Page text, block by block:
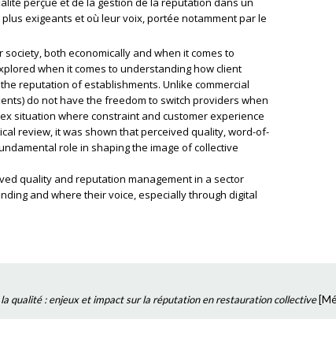
exigeants et où leur voix, portée notamment par le
both economically and when it comes to
when it comes to understanding how client
reputation of establishments. Unlike commercial
do not have the freedom to switch providers when
situation where constraint and customer experience
review, it was shown that perceived quality, word-of-
role in shaping the image of collective
quality and reputation management in a sector
and where their voice, especially through digital
qualité : enjeux et impact sur la réputation en restauration collective[